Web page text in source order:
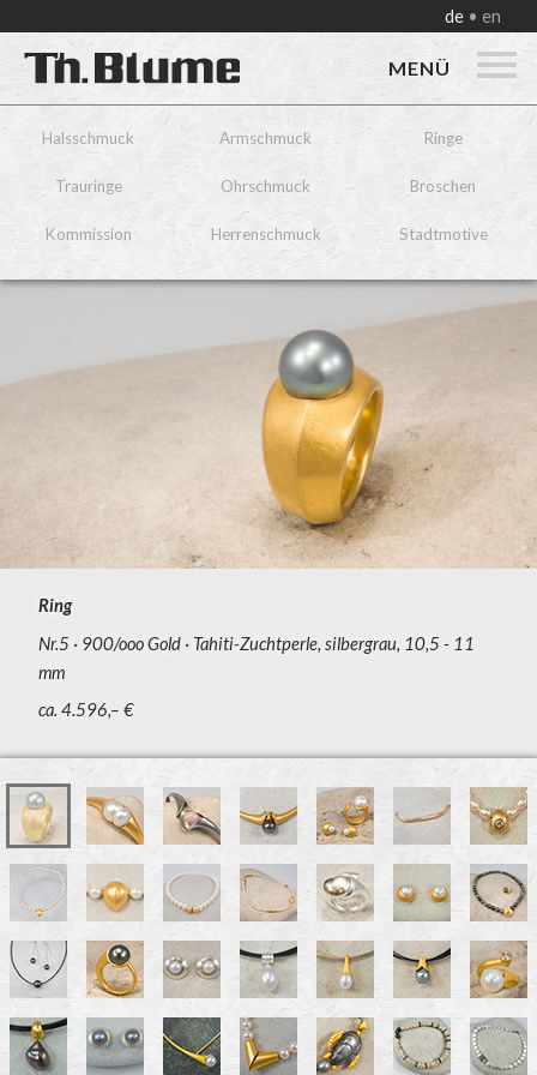
de en
MENÜ
Halsschmuck Armschmuck Ringe
Trauringe Ohrschmuck Broschen
Kommission Herrenschmuck Stadtmotive
Ring
Nr.5
900/ooo Gold
Tahiti-Zuchtperle, silbergrau, 10,5 - 11
mm
ca. 4.596,– €